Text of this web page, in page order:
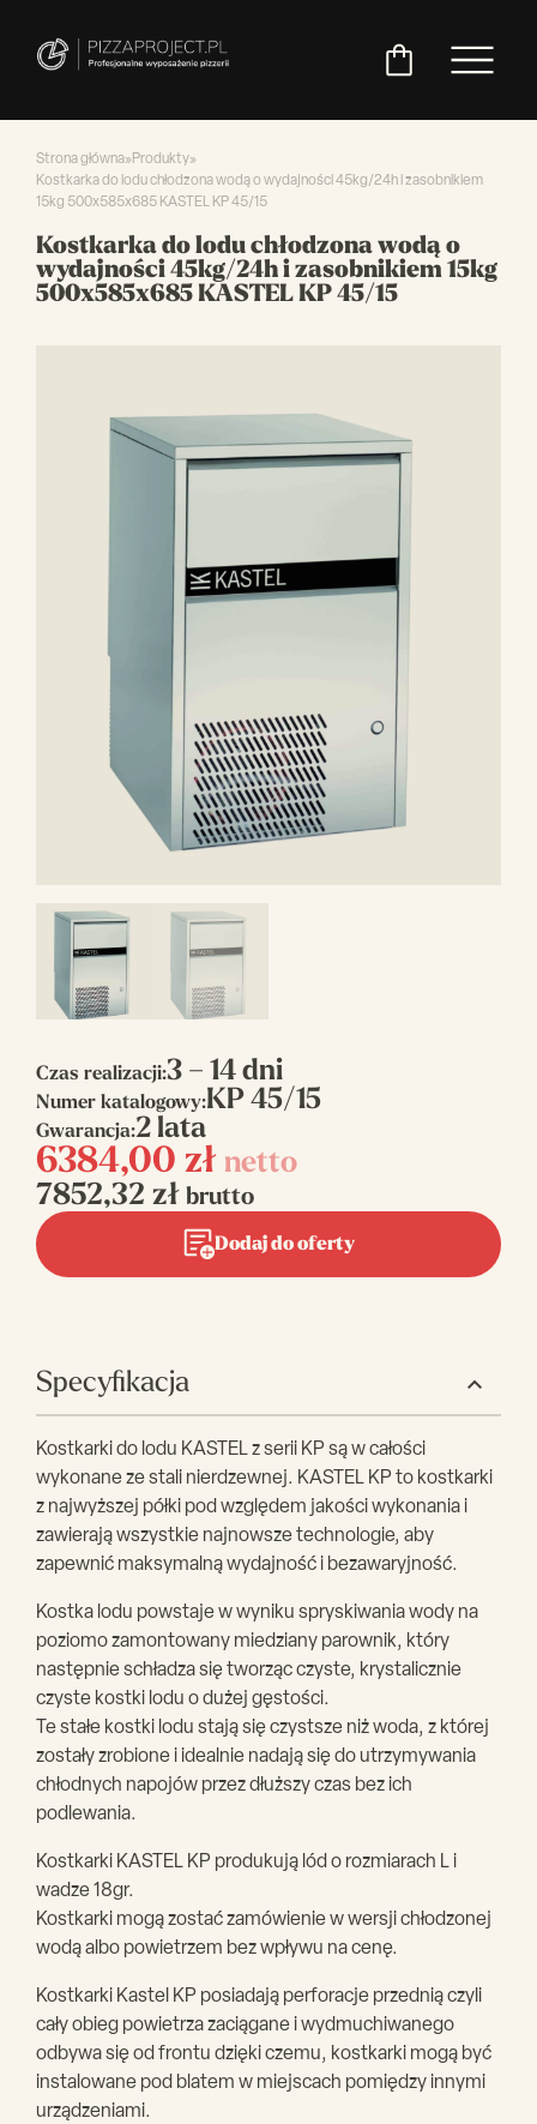
piece
do
pizzy
do
ciasta
do
ciasta
do
pizzy
asortyment
Strona główna»Produkty»
Kostkarka do lodu chłodzona wodą o wydajności 45kg/24h i zasobnikiem
15kg 500x585x685 KASTEL KP 45/15
Kostkarka do lodu chłodzona wodą o
wydajności 45kg/24h i zasobnikiem 15kg
500x585x685 KASTEL KP 45/15
Czas realizacji:3 – 14 dni
Numer katalogowy:KP 45/15
Gwarancja:2 lata
6384,00 zł netto
7852,32 zł brutto
Dodaj do oferty
Specyfikacja
Kostkarki do lodu KASTEL z serii KP są w całości
wykonane ze stali nierdzewnej. KASTEL KP to kostkarki
z najwyższej półki pod względem jakości wykonania i
zawierają wszystkie najnowsze technologie, aby
zapewnić maksymalną wydajność i bezawaryjność.
Kostka lodu powstaje w wyniku spryskiwania wody na
poziomo zamontowany miedziany parownik, który
następnie schładza się tworząc czyste, krystalicznie
czyste kostki lodu o dużej gęstości.
Te stałe kostki lodu stają się czystsze niż woda, z której
zostały zrobione i idealnie nadają się do utrzymywania
chłodnych napojów przez dłuższy czas bez ich
podlewania.
Kostkarki KASTEL KP produkują lód o rozmiarach L i
wadze 18gr.
Kostkarki mogą zostać zamówienie w wersji chłodzonej
wodą albo powietrzem bez wpływu na cenę.
Kostkarki Kastel KP posiadają perforacje przednią czyli
cały obieg powietrza zaciągane i wydmuchiwanego
odbywa się od frontu dzięki czemu, kostkarki mogą być
instalowane pod blatem w miejscach pomiędzy innymi
urządzeniami.